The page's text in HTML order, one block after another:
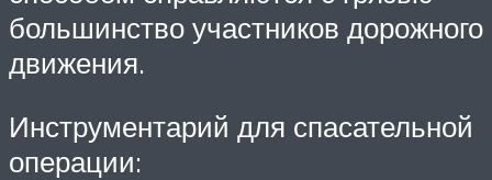
большинство участников дорожного
движения.
Инструментарий для спасательной
операции: